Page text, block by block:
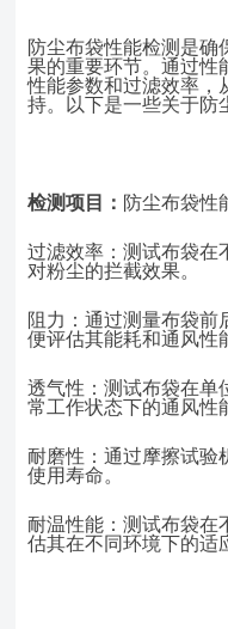
防尘布袋性能检测是确
果的重要环节。通过性
性能参数和过滤效率，
持。以下是一些关于防
检测项目： 防尘布袋性
过滤效率：测试布袋在
对粉尘的拦截效果。
阻力：通过测量布袋前
便评估其能耗和通风性
透气性：测试布袋在单
常工作状态下的通风性
耐磨性：通过摩擦试验
使用寿命。
耐温性能：测试布袋在
估其在不同环境下的适